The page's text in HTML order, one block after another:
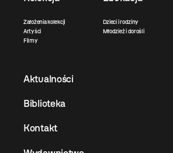
Założenia kolekcji
Artyści
Filmy
Dzieci i rodziny
Młodzież i dorośli
Aktualności
Biblioteka
Kontakt